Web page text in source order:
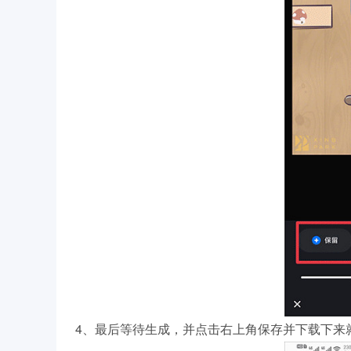
4、最后等待生成，并点击右上角保存并下载下来